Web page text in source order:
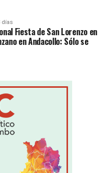
días
Fiesta de San Lorenzo en
en Andacollo: Sólo se